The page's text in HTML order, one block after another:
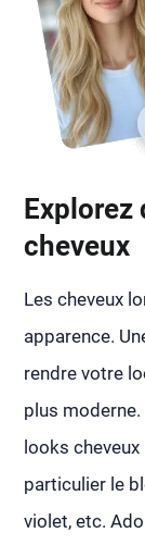
Explorez
cheveux
Les cheveux
apparence.
rendre votre
plus
looks
particulier le
violet, etc.